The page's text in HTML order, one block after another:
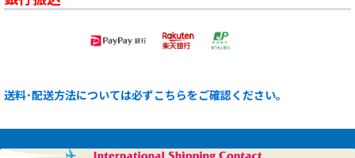
送料･配送方法については必ずこちらをご確認ください。